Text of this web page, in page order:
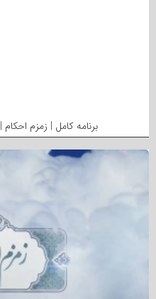
برنامه کامل | زمزم احکام | ۱۴۰۵.۵.۳ | استاد وحیدپور